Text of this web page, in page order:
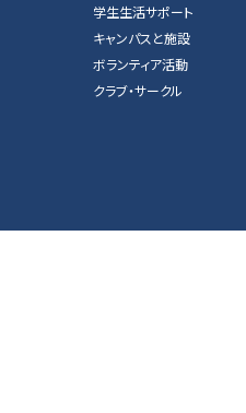
学生生活サポート
キャンパスと施設
ボランティア活動
クラブ・サークル